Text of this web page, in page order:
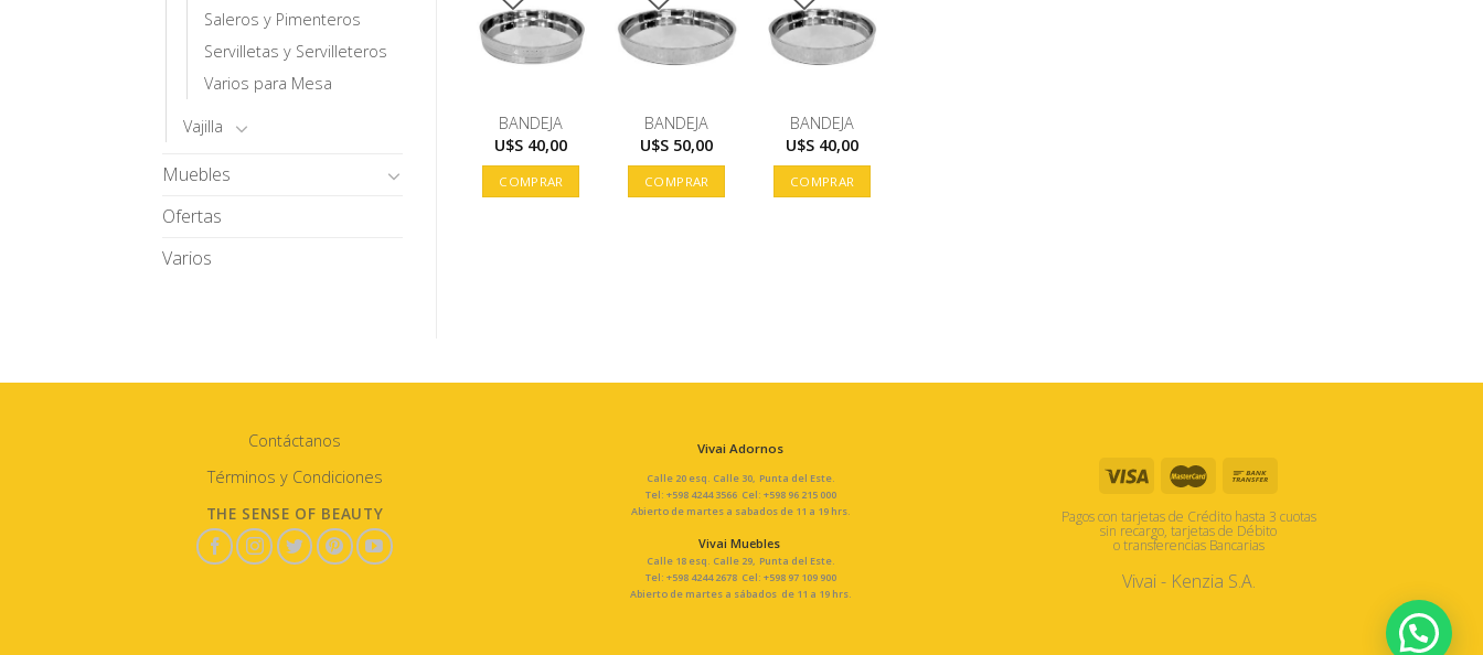
Saleros y Pimenteros
Servilletas y Servilleteros
Varios para Mesa
Vajilla
Muebles
Ofertas
Varios
BANDEJA
U$S 40,00
COMPRAR
BANDEJA
U$S 50,00
COMPRAR
BANDEJA
U$S 40,00
COMPRAR
Contáctanos
Términos y Condiciones
THE SENSE OF BEAUTY
Vivai Adornos
Calle 20 esq. Calle 30, Punta del Este.
Tel: +598 4244 3566 Cel: +598 96 215 000
Abierto de martes a sabados de 11 a 19 hrs.
Vivai Muebles
Calle 18 esq. Calle 29, Punta del Este.
Tel: +598 4244 2678 Cel: +598 97 109 900
Abierto de martes a sábados de 11 a 19 hrs.
Pagos con tarjetas de Crédito hasta 3 cuotas
sin recargo, tarjetas de Débito
o transferencias Bancarias
Vivai - Kenzia S.A.